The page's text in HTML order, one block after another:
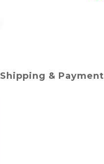
Shipping & Payment